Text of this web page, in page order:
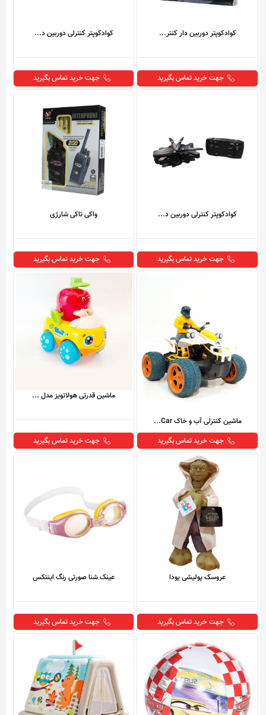
کوادکوپتر دوربین دار کنتر...
جهت خرید تماس بگیرید
کوادکوپتر کنترلی دوربین د...
جهت خرید تماس بگیرید
کوادکوپتر کنترلی دوربین د...
جهت خرید تماس بگیرید
واکی تاکی شارژی
جهت خرید تماس بگیرید
ماشین کنترلی آب و خاک Car...
جهت خرید تماس بگیرید
ماشین قدرتی هولاتویز مدل ...
جهت خرید تماس بگیرید
عروسک پولیشی یودا
جهت خرید تماس بگیرید
عینک شنا صورتی رنگ اینتکس
جهت خرید تماس بگیرید